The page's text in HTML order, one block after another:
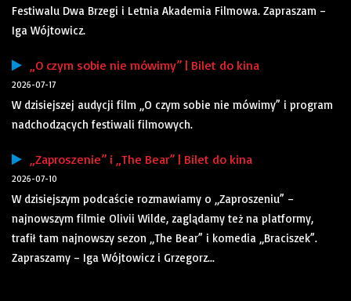
Festiwalu Dwa Brzegi i Letnia Akademia Filmowa. Zapraszam –
Iga Wójtowicz.
„O czym sobie nie mówimy” | Bilet do kina
2026-07-17
W dzisiejszej audycji film „O czym sobie nie mówimy” i program
nadchodzących festiwali filmowych.
„Zaproszenie” i „The Bear” | Bilet do kina
2026-07-10
W dzisiejszym podcaście rozmawiamy o „Zaproszeniu” –
najnowszym filmie Olivii Wilde, zaglądamy też na platformy,
trafił tam najnowszy sezon „The Bear” i komedia „Braciszek”.
Zapraszamy – Iga Wójtowicz i Grzegorz...